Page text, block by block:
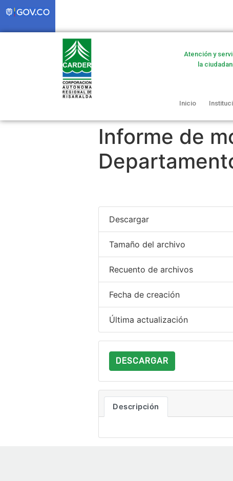
Atención y
la
Inicio
Informe de
Descargar
Tamaño del archivo
Recuento de archivos
Fecha de creación
Última actualización
DESCARGAR
Descripción